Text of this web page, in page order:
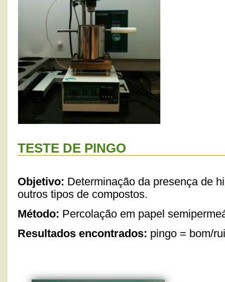
TESTE DE PINGO
Objetivo: Determinação da presença de
outros tipos de compostos.
Método: Percolação em papel
Resultados encontrados: pingo = bom/